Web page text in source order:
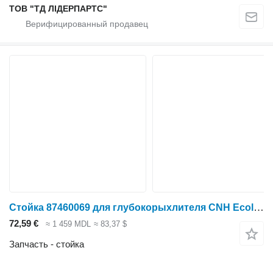
ТОВ "ТД ЛІДЕРПАРТС"
Стойка 87460069 для глубокорыхлителя CNH Ecolotiger
72,59 € ≈ 1 459 MDL ≈ 83,37 $
Запчасть - стойка